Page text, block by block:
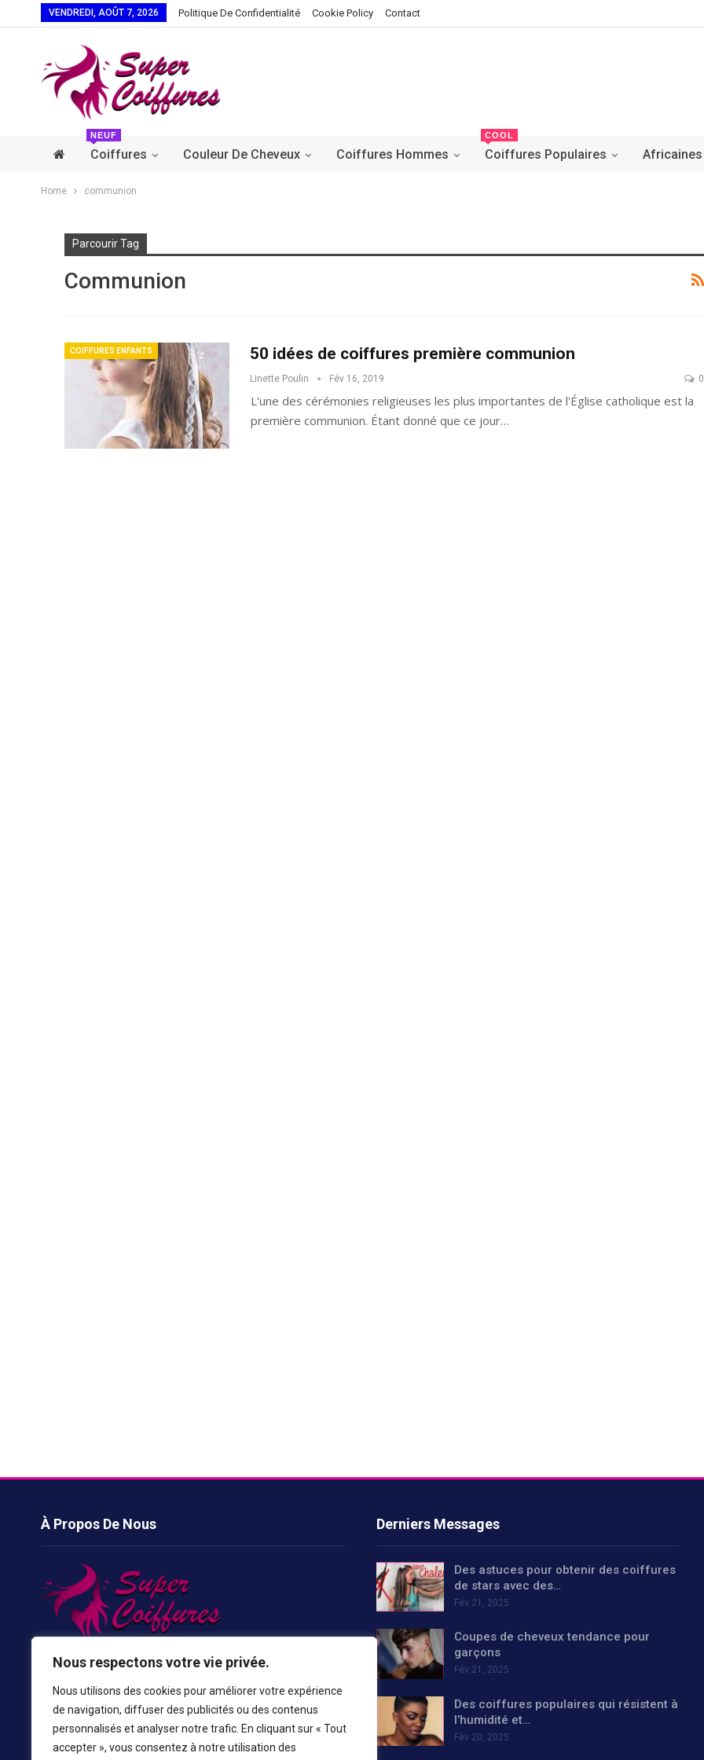
Nous respectons votre vie privée.
Nous utilisons des cookies pour améliorer votre expérience
de navigation, diffuser des publicités ou des contenus
personnalisés et analyser notre trafic. En cliquant sur « Tout
accepter », vous consentez à notre utilisation des
VENDREDI, AOÛT 7, 2026 Politique De Confidentialité Cookie Policy Contact
Coiffures
NEUF
Couleur De Cheveux Coiffures Hommes Coiffures Populaires
COOL
Africaines
Home communion
Parcourir Tag
Communion
COIFFURES ENFANTS 50 idées de coiffures première communion
Linette Poulin Fév 16, 2019 0
L'une des cérémonies religieuses les plus importantes de l'Église catholique est la
première communion. Étant donné que ce jour…
40 Idées De Cheveux Bleu Ombre
66 Pixie Cuts Pour Cheveux Épais /
À Propos De Nous
Les coupes de cheveux sont quelque chose qui va nous
rendre plus beau, de sorte que toutes les personnes du
monde prennent des inspirations plus stylées et plus
chaudes de notre site.
Derniers Messages
Des astuces pour obtenir des coiffures
de stars avec des…
Fév 21, 2025
Coupes de cheveux tendance pour
garçons
Fév 21, 2025
Des coiffures populaires qui résistent à
l’humidité et…
Fév 20, 2025